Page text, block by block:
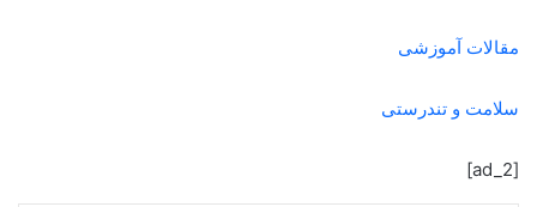
مقالات آموزشی
سلامت و تندرستی
[ad_2]